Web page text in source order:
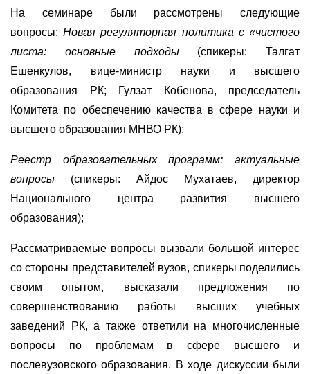
На семинаре были рассмотрены следующие
вопросы:Новая регуляторная политика с «чистого
листа: основные подходы(спикеры: Талгат
Ешенкулов, вице-министр науки и высшего
образования РК; Гулзат Кобенова, председатель
Комитета по обеспечению качества в сфере науки и
высшего образования МНВО РК);
Реестр образовательных программ: актуальные
вопросы (спикеры: Айдос Мухатаев, директор
Национального центра развития высшего
образования);
Рассматриваемые вопросы вызвали большой интерес
со стороны представителей вузов, спикеры поделились
своим опытом, высказали предложения по
совершенствованию работы высших учебных
заведений РК, а также ответили на многочисленные
вопросы по проблемам в сфере высшего и
послевузовского образования. В ходе дискуссии были